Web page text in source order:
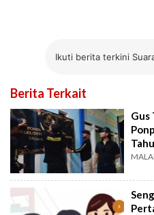
Ikuti berita terkini
Berita Terkait
Gus